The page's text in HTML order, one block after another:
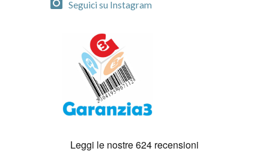
Seguici su Instagram